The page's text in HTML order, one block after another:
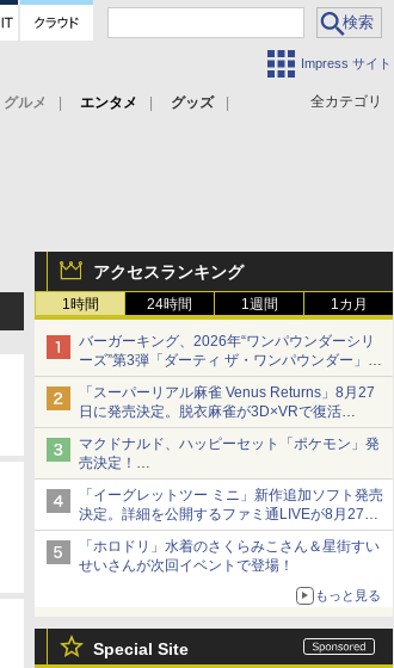
Impress サイト
全カテゴリ
グルメ エンタメ
グッズ
アクセスランキング
1時間 24時間 1週間 1カ月
バーガーキング、2026年“ワンパウンダーシリ
ーズ”第3弾「ダーティ ザ・ワンパウンダー」を
8月7日発売
「特製ガーリックマヨソース」を使用した超大
型チーズバーガー
「スーパーリアル麻雀 Venus Returns」8月27
日に発売決定。脱衣麻雀が3D×VRで復活
発売から2週間は20%オフになるセールが実施
マクドナルド、ハッピーセット「ポケモン」発
売決定！
ポケモン30周年記念で30匹が大集合
「イーグレットツー ミニ」新作追加ソフト発売
決定。詳細を公開するファミ通LIVEが8月27日
20時から配信
シリーズ累計100タイトルへ
「ホロドリ」水着のさくらみこさん＆星街すい
せいさんが次回イベントで登場！
もっと見る
Special Site